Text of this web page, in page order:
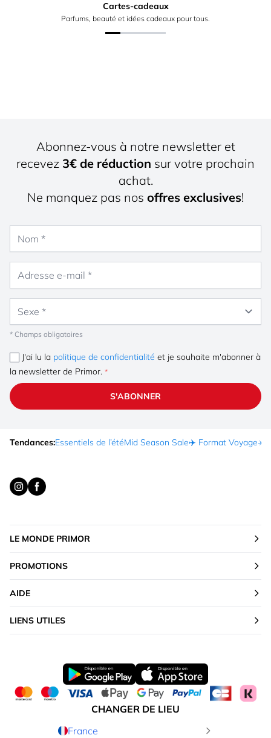
Cartes-cadeaux
Parfums, beauté et idées cadeaux pour tous.
Abonnez-vous à notre newsletter et
recevez 3€ de réduction sur votre prochain
achat.
Ne manquez pas nos offres exclusives!
* Champs obligatoires
J'ai lu la politique de confidentialité et je souhaite m'abonner à
la newsletter de Primor.
S'ABONNER
Tendances:Essentiels de l’étéMid Season Sale✈️ Format Voyage☀️
LE MONDE PRIMOR
PROMOTIONS
AIDE
LIENS UTILES
CHANGER DE LIEU
France